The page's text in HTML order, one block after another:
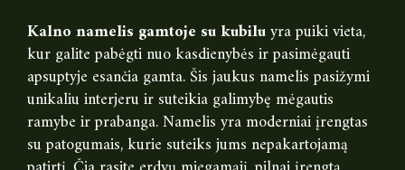
Kalno namelis gamtoje su kubiluyra puiki vieta,
kur galite pabėgti nuo kasdienybės ir pasimėgauti
apsuptyje esančia gamta. Šis jaukus namelis pasižymi
unikaliu interjeru ir suteikia galimybę mėgautis
ramybe ir prabanga. Namelis yra moderniai įrengtas
su patogumais, kurie suteiks jums nepakartojamą